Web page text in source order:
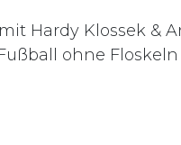
mit Hardy Klossek
ohne